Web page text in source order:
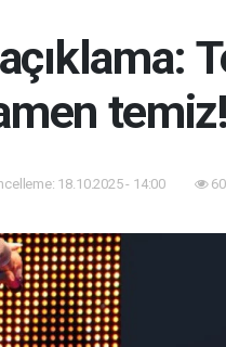
temiz!
18.10.2025 - 14:00